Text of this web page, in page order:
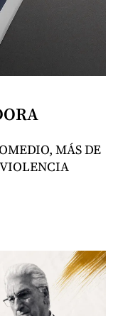
MÁS DE